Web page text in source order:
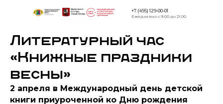
+7 (495) 129-00-01
Ежедневно с 9:00 до 21:00
Литературный час
«Книжные праздники
весны»
2 апреля в Международный день детской
книги приуроченной ко Дню рождения